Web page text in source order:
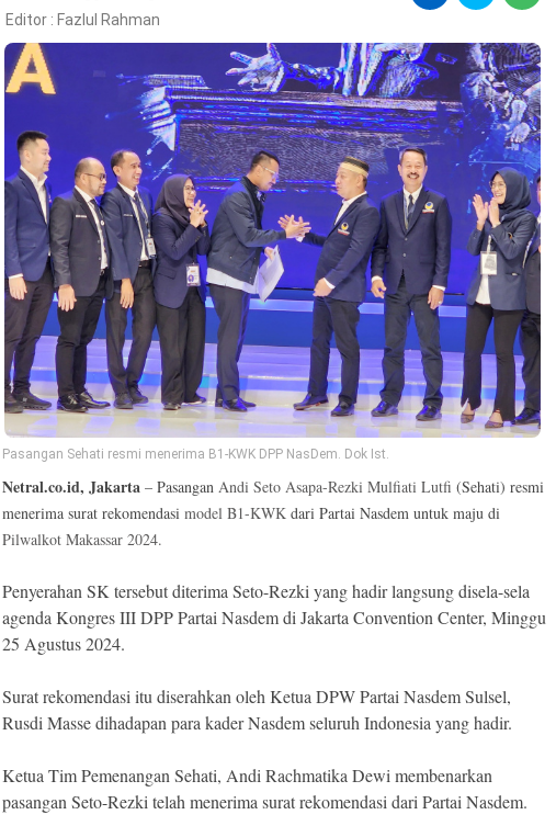
Editor : Fazlul Rahman
Pasangan Sehati resmi menerima B1-KWK DPP NasDem. Dok Ist.
Netral.co.id, Jakarta – PasanganAndi Seto Asapa-Rezki Mulfiati Lutfi (Sehati) resmi
menerima surat rekomendasimodel B1-KWK dari Partai Nasdem untuk maju di
Pilwalkot Makassar 2024.
Penyerahan SK tersebut diterima Seto-Rezki yang hadir langsung disela-sela
agenda Kongres III DPP Partai Nasdem di Jakarta Convention Center, Minggu
25 Agustus 2024.
Surat rekomendasi itu diserahkan oleh Ketua DPW Partai Nasdem Sulsel,
Rusdi Masse dihadapan para kader Nasdem seluruh Indonesia yang hadir.
Ketua Tim Pemenangan Sehati, Andi Rachmatika Dewi membenarkan
pasangan Seto-Rezki telah menerima surat rekomendasi dari Partai Nasdem.